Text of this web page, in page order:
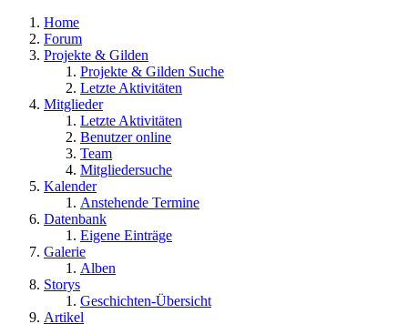
Home
Forum
Projekte & Gilden
Projekte & Gilden Suche
Letzte Aktivitäten
Mitglieder
Letzte Aktivitäten
Benutzer online
Team
Mitgliedersuche
Kalender
Anstehende Termine
Datenbank
Eigene Einträge
Galerie
Alben
Storys
Geschichten-Übersicht
Artikel